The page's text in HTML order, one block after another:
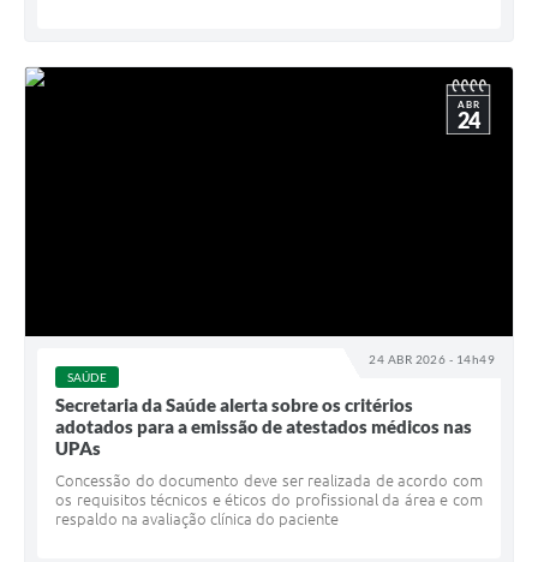
24 ABR 2026 - 14h49
ABR
24
SAÚDE
Secretaria da Saúde alerta sobre os critérios
adotados para a emissão de atestados médicos nas
UPAs
Concessão do documento deve ser realizada de acordo com
os requisitos técnicos e éticos do profissional da área e com
respaldo na avaliação clínica do paciente